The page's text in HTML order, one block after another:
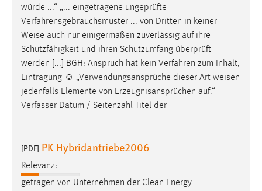
würde ...“ „... eingetragene ungeprüfte
Verfahrensgebrauchsmuster ... von Dritten in keiner
Weise auch nur einigermaßen zuverlässig auf ihre
Schutzfähigkeit und ihren Schutzumfang überprüft
werden [...] BGH: Anspruch hat kein Verfahren zum Inhalt,
Eintragung ☺ „Verwendungsansprüche dieser Art weisen
jedenfalls Elemente von Erzeugnisansprüchen auf.“
Verfasser Datum / Seitenzahl Titel der
[PDF] PK Hybridantriebe2006
Relevanz:
getragen von Unternehmen der Clean Energy